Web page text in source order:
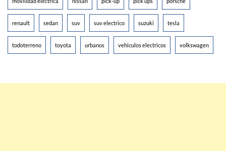
renault sedan suv suv electrico suzuki tesla
todoterreno toyota urbanos vehiculos electricos volkswagen